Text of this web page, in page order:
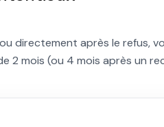
directement après le refus,
2 mois (ou 4 mois après un